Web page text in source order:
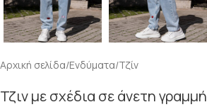
Αρχική σελίδα/Ενδύματα/Τζίν
Τζιν με σχέδια σε άνετη γραμμή